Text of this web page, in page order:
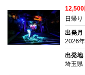
12,500
日帰り
出発月
2026
出発地
埼玉県